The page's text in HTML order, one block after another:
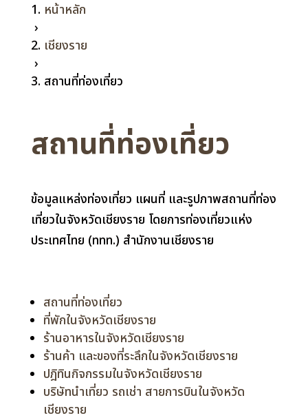
หน้าหลัก
›
เชียงราย
›
สถานที่ท่องเที่ยว
สถานที่ท่องเที่ยว
ข้อมูลแหล่งท่องเที่ยว แผนที่ และรูปภาพสถานที่ท่อง
เที่ยวในจังหวัดเชียงราย โดยการท่องเที่ยวแห่ง
ประเทศไทย (ททท.) สำนักงานเชียงราย
สถานที่ท่องเที่ยว
ที่พักในจังหวัดเชียงราย
ร้านอาหารในจังหวัดเชียงราย
ร้านค้า และของที่ระลึกในจังหวัดเชียงราย
ปฎิทินกิจกรรมในจังหวัดเชียงราย
บริษัทนำเที่ยว รถเช่า สายการบินในจังหวัด
เชียงราย